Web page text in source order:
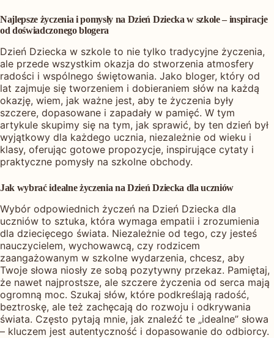
Najlepsze życzenia i pomysły na Dzień Dziecka w szkole – inspiracje
od doświadczonego blogera
Dzień Dziecka w szkole to nie tylko tradycyjne życzenia,
ale przede wszystkim okazja do stworzenia atmosfery
radości i wspólnego świętowania. Jako bloger, który od
lat zajmuje się tworzeniem i dobieraniem słów na każdą
okazję, wiem, jak ważne jest, aby te życzenia były
szczere, dopasowane i zapadały w pamięć. W tym
artykule skupimy się na tym, jak sprawić, by ten dzień był
wyjątkowy dla każdego ucznia, niezależnie od wieku i
klasy, oferując gotowe propozycje, inspirujące cytaty i
praktyczne pomysły na szkolne obchody.
Jak wybrać idealne życzenia na Dzień Dziecka dla uczniów
Wybór odpowiednich życzeń na Dzień Dziecka dla
uczniów to sztuka, która wymaga empatii i zrozumienia
dla dziecięcego świata. Niezależnie od tego, czy jesteś
nauczycielem, wychowawcą, czy rodzicem
zaangażowanym w szkolne wydarzenia, chcesz, aby
Twoje słowa niosły ze sobą pozytywny przekaz. Pamiętaj,
że nawet najprostsze, ale szczere życzenia od serca mają
ogromną moc. Szukaj słów, które podkreślają radość,
beztroskę, ale też zachęcają do rozwoju i odkrywania
świata. Często pytają mnie, jak znaleźć te „idealne” słowa
– kluczem jest autentyczność i dopasowanie do odbiorcy.